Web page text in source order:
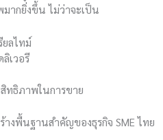
ากยิ่งขึ้น ไม่ว่าจะเป็น
ลไทม์
เวอรี
ทธิภาพในการขาย
างพื้นฐานสำคัญของธุรกิจ SME ไทย